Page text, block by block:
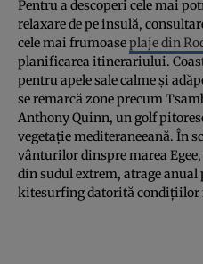
Pentru a descoperi cele mai
relaxare de pe insulă,
cele mai frumoaseplaje din
planificarea itinerariului.
pentru apele sale calme și
se remarcă zone precum
Anthony Quinn, un golf
vegetație mediteraneeană. În
vânturilor dinspre marea
din sudul extrem, atrage
kitesurfing datorită condițiilor